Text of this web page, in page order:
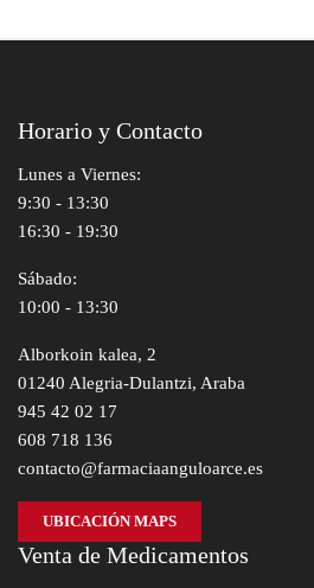
Horario y Contacto
Lunes a Viernes:
9:30 - 13:30
16:30 - 19:30
Sábado:
10:00 - 13:30
Alborkoin kalea, 2
01240 Alegria-Dulantzi, Araba
945 42 02 17
608 718 136
contacto@farmaciaanguloarce.es
UBICACIÓN MAPS
Venta de Medicamentos